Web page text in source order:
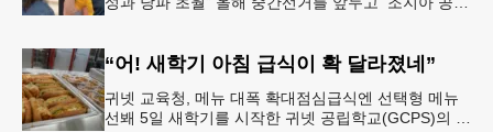
“어! 새학기 아침 급식이 확 달라졌네”
귀넷 교육청, 메뉴 대폭 확대점심급식엔 선택형 메뉴
선봬 5일 새학기를 시작한 귀넷 공립학교(GCPS)의 급